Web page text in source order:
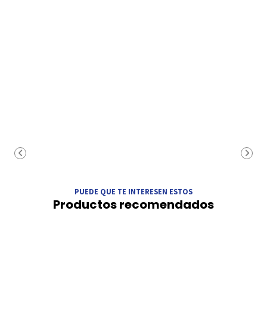
PUEDE QUE TE INTERESEN ESTOS
Productos recomendados